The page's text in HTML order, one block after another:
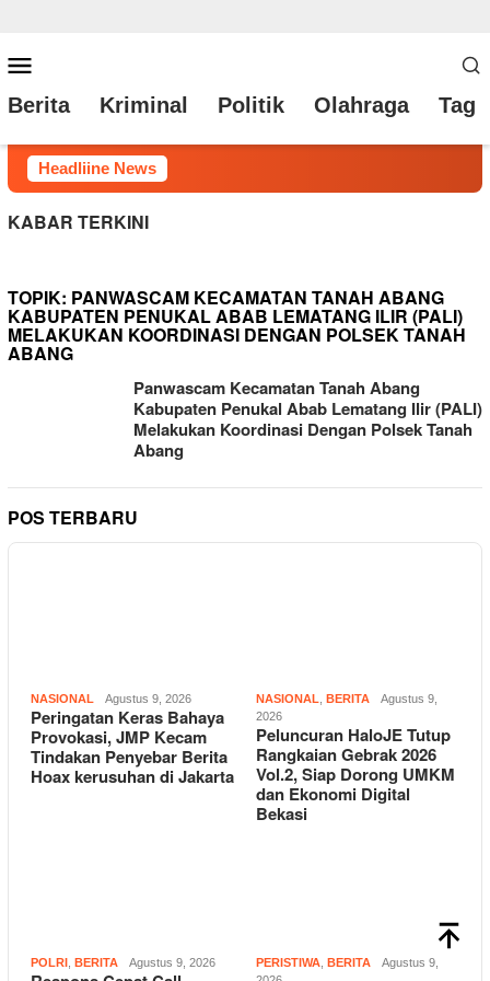
konten
Mobile
Berita Kriminal Politik Olahraga Tag
Headliine News
KABAR TERKINI
TOPIK: PANWASCAM KECAMATAN TANAH ABANG
KABUPATEN PENUKAL ABAB LEMATANG ILIR (PALI)
MELAKUKAN KOORDINASI DENGAN POLSEK TANAH
ABANG
Panwascam Kecamatan Tanah Abang
Kabupaten Penukal Abab Lematang Ilir (PALI)
Melakukan Koordinasi Dengan Polsek Tanah
Abang
POS TERBARU
NASIONAL Agustus 9, 2026
Peringatan Keras Bahaya
Provokasi, JMP Kecam
Tindakan Penyebar Berita
Hoax kerusuhan di Jakarta
NASIONAL BERITA
Agustus 9,
2026
Peluncuran HaloJE Tutup
Rangkaian Gebrak 2026
Vol.2, Siap Dorong UMKM
dan Ekonomi Digital
Bekasi
POLRI BERITA Agustus 9, 2026 PERISTIWA BERITA
Agustus 9,